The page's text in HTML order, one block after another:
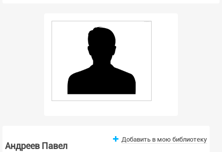
Андреев Павел
Добавить в мою библиотеку